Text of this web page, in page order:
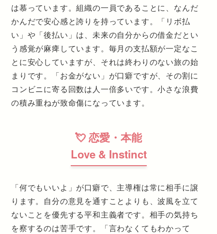
は慕っています。組織の一員であることに、なんだ
かんだで安心感と誇りを持っています。「リボ払
い」や「後払い」は、未来の自分からの借金だとい
う感覚が麻痺しています。毎月の支払額が一定なこ
とに安心していますが、それは終わりのない旅の始
まりです。「お金がない」が口癖ですが、その割に
コンビニに寄る回数は人一倍多いです。小さな浪費
の積み重ねが致命傷になっています。
💘 恋愛・本能
Love & Instinct
「何でもいいよ」が口癖で、主導権は常に相手に譲
ります。自分の意見を通すことよりも、波風を立て
ないことを優先する平和主義者です。相手の気持ち
を察するのは苦手です。「言わなくてもわかって